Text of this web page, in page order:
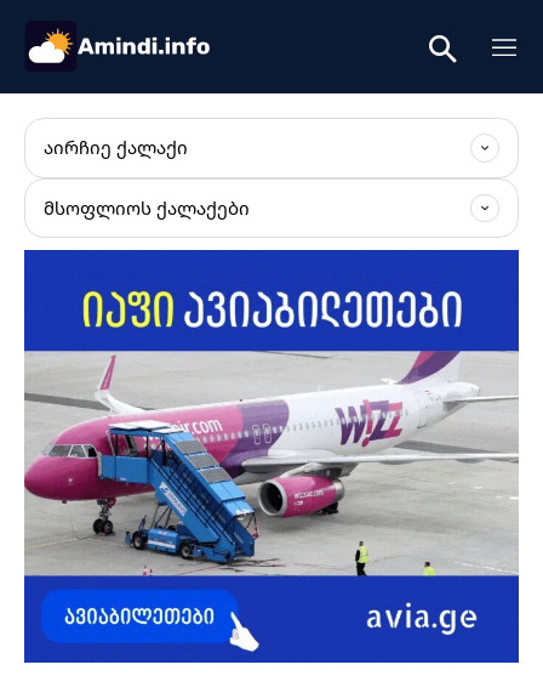
ᲐᲘᲠᲩᲘᲔ ᲥᲐᲚᲐᲥᲘ
ᲛᲡᲝᲤᲚᲘᲝᲡ ᲥᲐᲚᲐᲥᲔᲑᲘ